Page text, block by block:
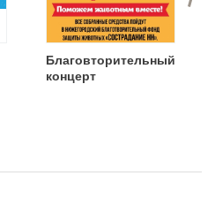
Благовторительный
концерт